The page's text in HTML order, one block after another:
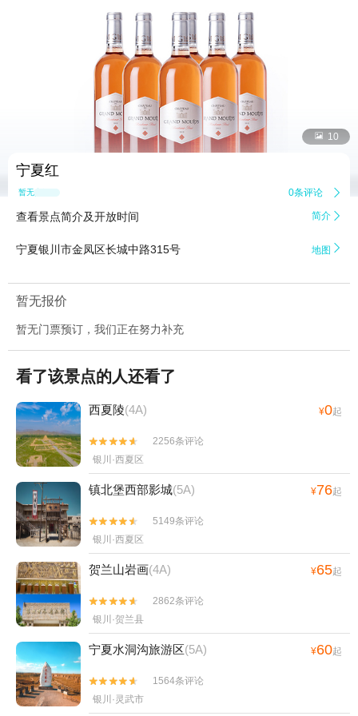
 10
宁夏红
暂无点评 0条评论 
查看景点简介及开放时间 简介 
宁夏银川市金凤区长城中路315号 地图 
暂无报价
暂无门票预订，我们正在努力补充
看了该景点的人还看了
西夏陵(4A) ¥0起


2256条评论
银川·西夏区
镇北堡西部影城(5A) ¥76起


5149条评论
银川·西夏区
贺兰山岩画(4A) ¥65起


2862条评论
银川·贺兰县
宁夏水洞沟旅游区(5A) ¥60起


1564条评论
银川·灵武市